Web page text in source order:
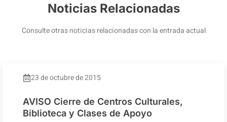
Noticias Relacionadas
Consulte otras noticias relacionadas con la entrada actual
23 de octubre de 2015
AVISO Cierre de Centros Culturales,
Biblioteca y Clases de Apoyo